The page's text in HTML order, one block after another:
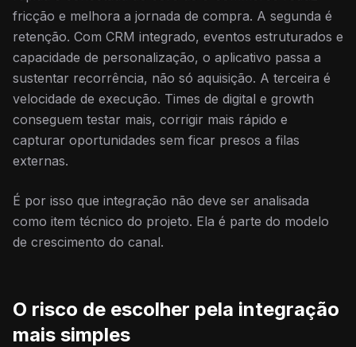
fricção e melhora a jornada de compra. A segunda é
retenção. Com CRM integrado, eventos estruturados e
capacidade de personalização, o aplicativo passa a
sustentar recorrência, não só aquisição. A terceira é
velocidade de execução. Times de digital e growth
conseguem testar mais, corrigir mais rápido e
capturar oportunidades sem ficar presos a filas
externas.
É por isso que integração não deve ser analisada
como item técnico do projeto. Ela é parte do modelo
de crescimento do canal.
O risco de escolher pela integração
mais simples